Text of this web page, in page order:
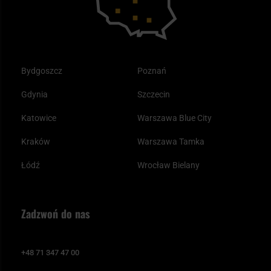
Bydgoszcz
Gdynia
Katowice
Kraków
Łódź
Poznań
Szczecin
Warszawa Blue City
Warszawa Tamka
Wrocław Bielany
Zadzwoń do nas
+48 71 347 47 00